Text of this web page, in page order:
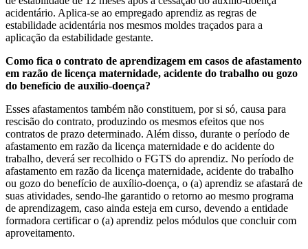
acidentário. Aplica-se ao empregado aprendiz as regras de
estabilidade acidentária nos mesmos moldes traçados para a
aplicação da estabilidade gestante.
Como fica o contrato de aprendizagem em casos de afastamento
em razão de licença maternidade, acidente do trabalho ou gozo
do benefício de auxílio-doença?
Esses afastamentos também não constituem, por si só, causa para
rescisão do contrato, produzindo os mesmos efeitos que nos
contratos de prazo determinado. Além disso, durante o período de
afastamento em razão da licença maternidade e do acidente do
trabalho, deverá ser recolhido o FGTS do aprendiz. No período de
afastamento em razão da licença maternidade, acidente do trabalho
ou gozo do benefício de auxílio-doença, o (a) aprendiz se afastará de
suas atividades, sendo-lhe garantido o retorno ao mesmo programa
de aprendizagem, caso ainda esteja em curso, devendo a entidade
formadora certificar o (a) aprendiz pelos módulos que concluir com
aproveitamento.